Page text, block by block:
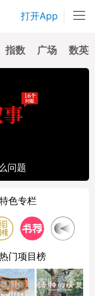
打开App
指数 广场 数英
问题
色专栏
门项目榜